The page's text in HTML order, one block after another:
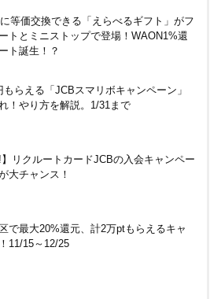
！
らえるキャンペーン！50%還元、登録、紹
など！条件まとめ
西の公共交通機関、札幌市営地下鉄で。
等価交換できる「えらべるギフト」がフ
トとミニストップで登場！WAON1%還
ト誕生！？
もらえる「JCBスマリボキャンペーン」
！やり方を解説。1/31まで
】リクルートカードJCBの入会キャンペー
大チャンス！
で最大20%還元、計2万ptもらえるキャ
11/15～12/25